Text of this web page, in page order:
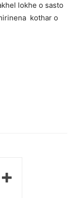
lokhe o sasto
kothar o